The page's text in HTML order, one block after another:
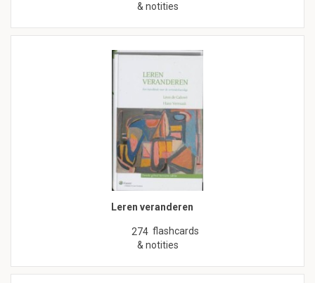
& notities
Leren veranderen
274 flashcards
& notities